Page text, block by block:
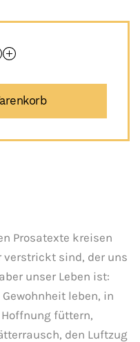
Prosatexte kreisen
verstrickt sind, der uns
unser Leben ist:
leben, in
füttern,
den Luftzug